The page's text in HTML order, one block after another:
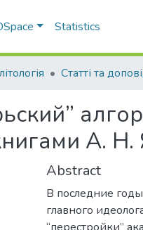
Statistics
А.
Abstract
В последние
главного